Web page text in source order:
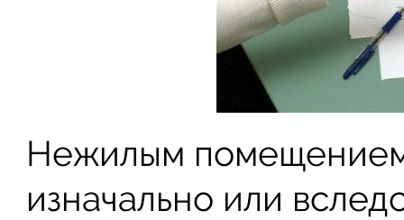
Нежилым
изначально или